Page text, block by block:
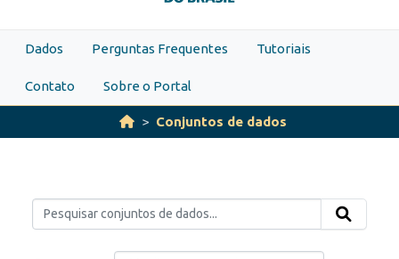
Dados Perguntas Frequentes Tutoriais
Contato Sobre o Portal
Conjuntos de dados